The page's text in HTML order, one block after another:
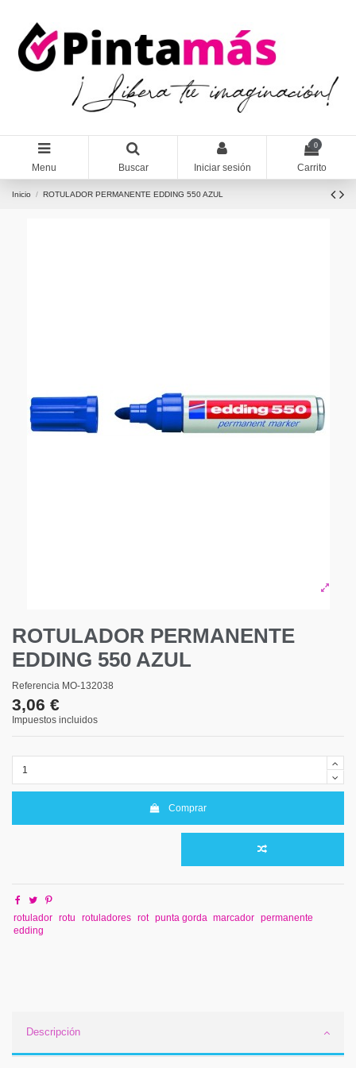
Menu Buscar Iniciar sesión
0
Carrito
Inicio ROTULADOR PERMANENTE EDDING 550 AZUL
ROTULADOR PERMANENTE
EDDING 550 AZUL
Referencia MO-132038
3,06 €
Impuestos incluidos
Comprar
rotulador rotu rotuladores rot punta gorda marcador permanente
edding
Descripción